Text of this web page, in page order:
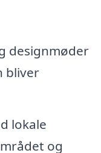
designmøder
bliver
lokale
og